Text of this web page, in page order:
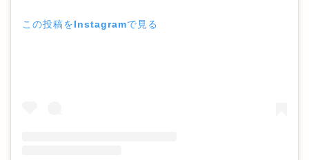
この投稿をInstagramで見る